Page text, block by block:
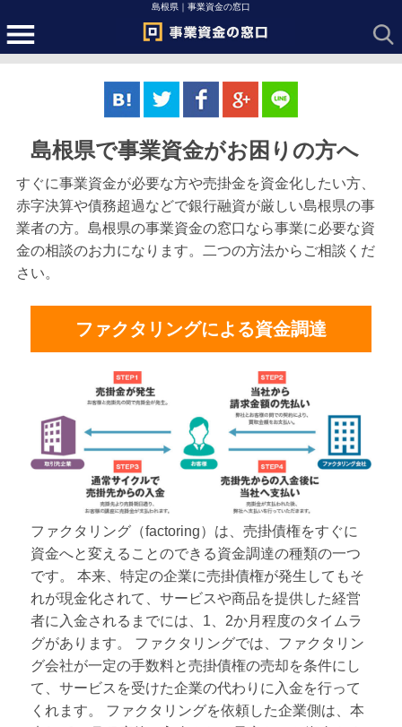
島根県｜事業資金の窓口
島根県で事業資金がお困りの方へ
すぐに事業資金が必要な方や売掛金を資金化したい方、
赤字決算や債務超過などで銀行融資が厳しい島根県の事
業者の方。島根県の事業資金の窓口なら事業に必要な資
金の相談のお力になります。二つの方法からご相談くだ
さい。
ファクタリングによる資金調達
ファクタリング（factoring）は、売掛債権をすぐに
資金へと変えることのできる資金調達の種類の一つ
です。 本来、特定の企業に売掛債権が発生してもそ
れが現金化されて、サービスや商品を提供した経営
者に入金されるまでには、1、2か月程度のタイムラ
グがあります。 ファクタリングでは、ファクタリン
グ会社が一定の手数料と売掛債権の売却を条件にし
て、サービスを受けた企業の代わりに入金を行って
くれます。 ファクタリングを依頼した企業側は、本